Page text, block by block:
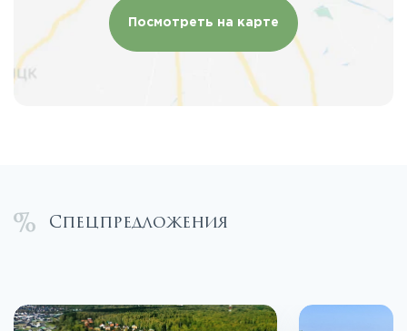
Посмотреть на карте
Спецпредложения